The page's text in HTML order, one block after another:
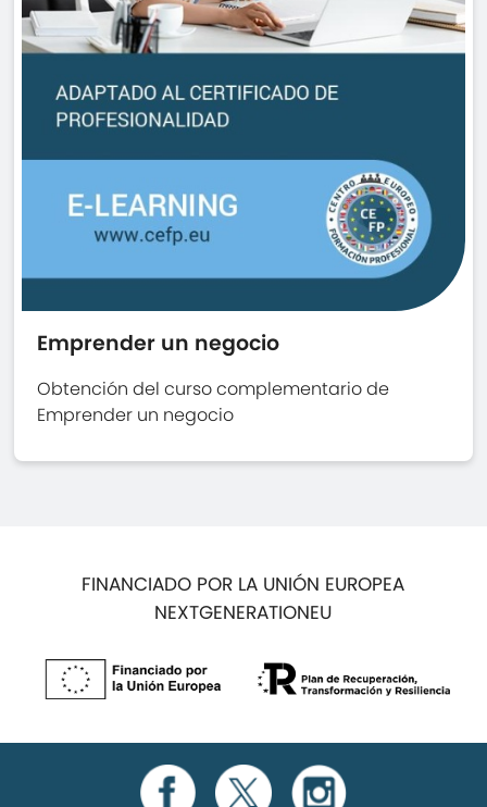
Emprender un negocio
Obtención del curso complementario de
Emprender un negocio
FINANCIADO POR LA UNIÓN EUROPEA
NEXTGENERATIONEU